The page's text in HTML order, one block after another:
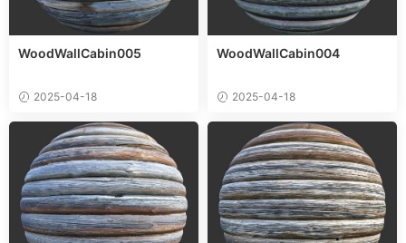
WoodWallCabin005
2025-04-18
WoodWallCabin004
2025-04-18